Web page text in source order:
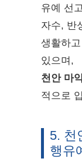
유예 선
자수, 반
생활하
있으며,
천안 마
적으로
5. 천
행유